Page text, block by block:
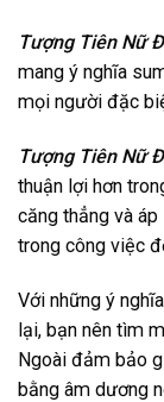
Tượng Tiên Nữ
mang ý nghĩa
mọi người đặc
Tượng Tiên Nữ
thuận lợi hơn
căng thẳng và
trong công việc
Với những ý
lại, bạn nên tìm
Ngoài đảm bảo
bằng âm dương